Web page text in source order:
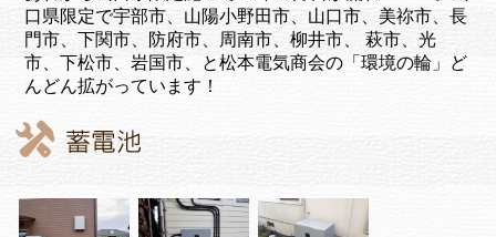
口県限定で宇部市、山陽小野田市、山口市、美祢市、長
門市、下関市、防府市、周南市、柳井市、 萩市、光
市、下松市、岩国市、と松本電気商会の「環境の輪」ど
んどん拡がっています！